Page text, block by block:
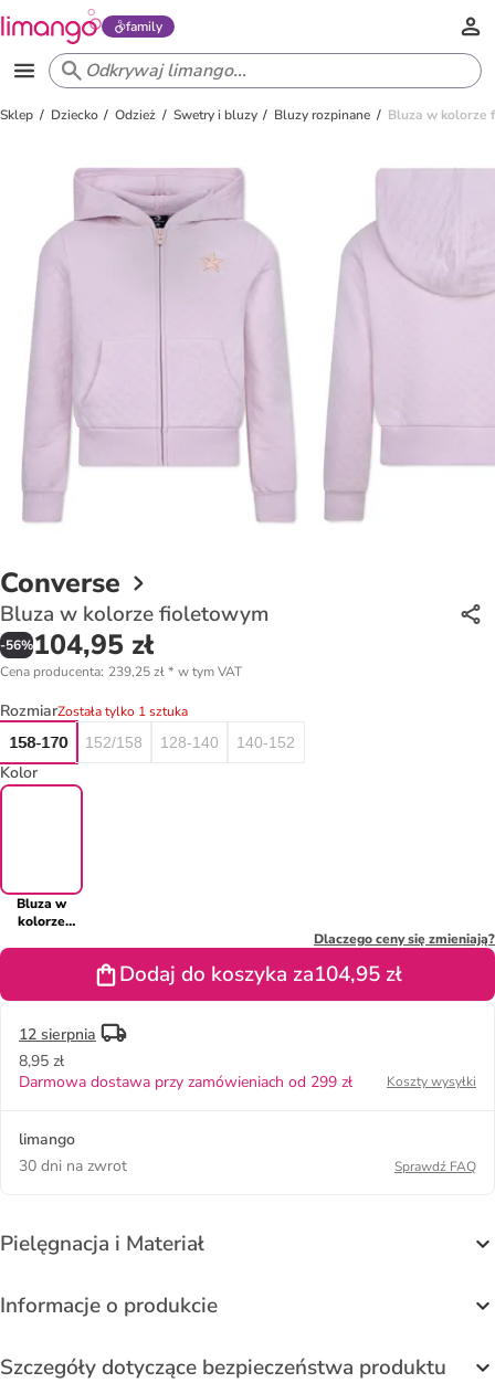
family
Sklep Dziecko Odzież Swetry i bluzy Bluzy rozpinane Bluza w kolorze
Converse
Bluza w kolorze fioletowym
-56%104,95 zł
Cena producenta: 239,25 zł* w tym VAT
RozmiarZostała tylko 1 sztuka
158-170
152/158 128-140 140-152
Kolor
Bluza w
kolorze
Dlaczego ceny się zmieniają?
Dodaj do koszyka za104,95 zł
12 sierpnia
8,95 zł
Darmowa dostawa przy zamówieniach od 299 zł
Koszty wysyłki
limango
30 dni na zwrot
Sprawdź FAQ
Pielęgnacja i Materiał
Informacje o produkcie
Szczegóły dotyczące bezpieczeństwa produktu